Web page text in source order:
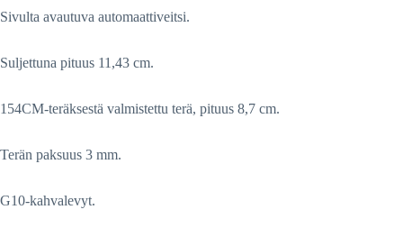
Sivulta avautuva automaattiveitsi.
Suljettuna pituus 11,43 cm.
154CM-teräksestä valmistettu terä, pituus 8,7 cm.
Terän paksuus 3 mm.
G10-kahvalevyt.